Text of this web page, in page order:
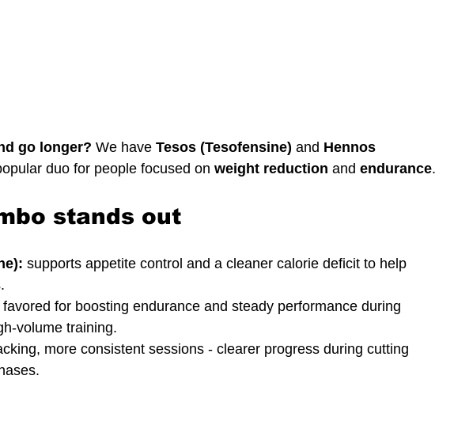
go longer? We have Tesos (Tesofensine) and Hennos
duo for people focused on weight reduction and endurance.
stands out
supports appetite control and a cleaner calorie deficit to help
favored for boosting endurance and steady performance during
volume training.
more consistent sessions - clearer progress during cutting